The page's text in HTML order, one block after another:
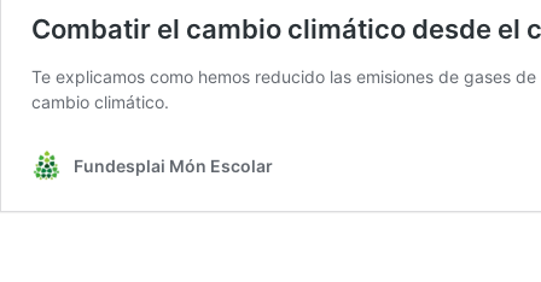
Combatir el cambio climático desde el
Te explicamos como hemos reducido las emisiones de gases
cambio climático.
Fundesplai Món Escolar